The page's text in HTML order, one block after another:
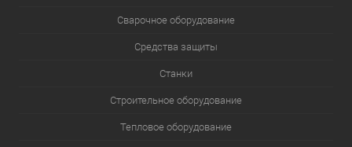
Сварочное оборудование
Средства защиты
Станки
Строительное оборудование
Тепловое оборудование